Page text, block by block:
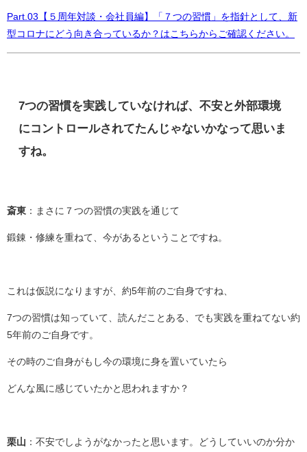
Part.03【５周年対談・会社員編】「７つの習慣」を指針として、新
型コロナにどう向き合っているか？はこちらからご確認ください。
7つの習慣を実践していなければ、不安と外部環境
にコントロールされてたんじゃないかなって思いま
すね。
斎東 ：まさに７つの習慣の実践を通じて
鍛錬・修練を重ねて、今があるということですね。
これは仮説になりますが、約5年前のご自身ですね、
7つの習慣は知っていて、読んだことある、でも実践を重ねてない約
5年前のご自身です。
その時のご自身がもし今の環境に身を置いていたら
どんな風に感じていたかと思われますか？
栗山 ：不安でしようがなかったと思います。どうしていいのか分か